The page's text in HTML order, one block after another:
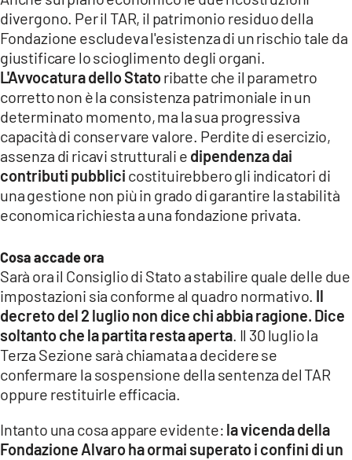
divergono. Per il TAR, il patrimonio residuo della
Fondazione escludeva l'esistenza di un rischio tale da
giustificare lo scioglimento degli organi.
L'Avvocatura dello Statoribatte che il parametro
corretto non è la consistenza patrimoniale in un
determinato momento, ma la sua progressiva
capacità di conservare valore. Perdite di esercizio,
assenza di ricavi strutturali e dipendenza dai
contributi pubblici costituirebbero gli indicatori di
una gestione non più in grado di garantire la stabilità
economica richiesta a una fondazione privata.
Cosa accade ora
Sarà ora il Consiglio di Stato a stabilire quale delle due
impostazioni sia conforme al quadro normativo. Il
decreto del 2 luglio non dice chi abbia ragione. Dice
soltanto che la partita resta aperta . Il 30 luglio la
Terza Sezione sarà chiamata a decidere se
confermare la sospensione della sentenza del TAR
oppure restituirle efficacia.
Intanto una cosa appare evidente: la vicenda della
Fondazione Alvaro ha ormai superato i confini di un